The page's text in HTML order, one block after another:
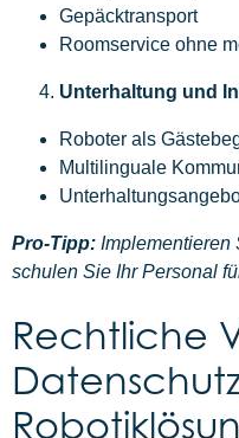
Gepäcktransport
Roomservice ohne
Unterhaltung und
Roboter als
Multilinguale
Pro-Tipp: Implementieren
schulen Sie Ihr Personal
Rechtliche